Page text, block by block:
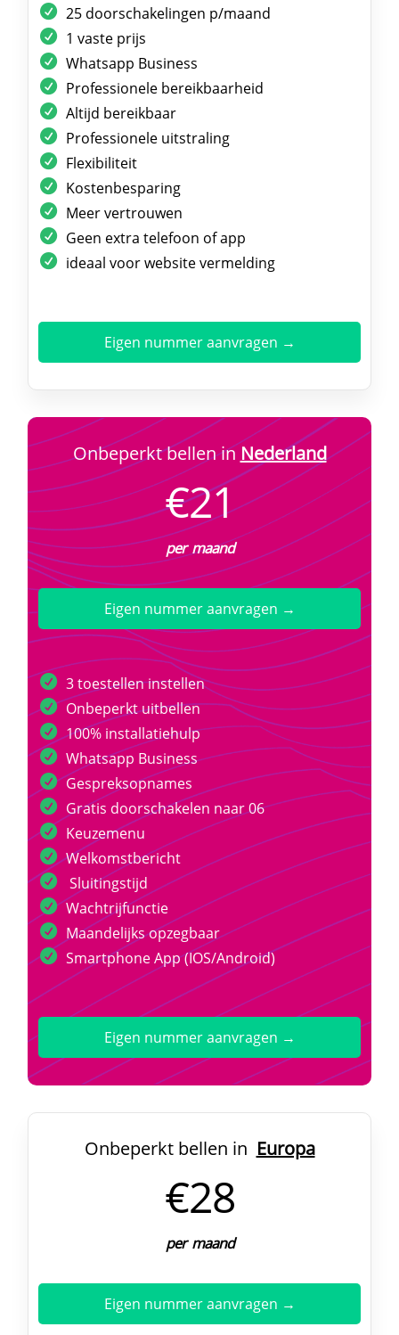
25 doorschakelingen p/maand
1 vaste prijs
Whatsapp Business
Professionele bereikbaarheid
Altijd bereikbaar
Professionele uitstraling
Flexibiliteit
Kostenbesparing
Meer vertrouwen
Geen extra telefoon of app
ideaal voor website vermelding
Eigen nummer aanvragen →
Onbeperkt bellen inNederland
€21
per maand
Eigen nummer aanvragen →
3 toestellen instellen
Onbeperkt uitbellen
100% installatiehulp
Whatsapp Business
Gespreksopnames
Gratis doorschakelen naar 06
Keuzemenu
Welkomstbericht
Sluitingstijd
Wachtrijfunctie
Maandelijks opzegbaar
Smartphone App (IOS/Android)
Eigen nummer aanvragen →
Onbeperkt bellen in Europa
€28
per maand
Eigen nummer aanvragen →